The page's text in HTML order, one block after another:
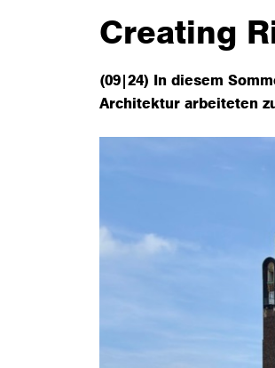
Creating
(09|24) In diesem
Architektur arbeiteten